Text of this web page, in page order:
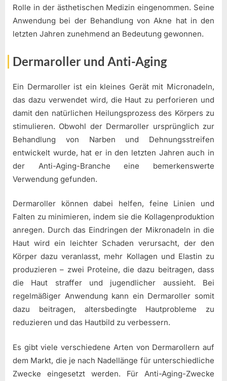
Rolle in der ästhetischen Medizin eingenommen. Seine
Anwendung bei der Behandlung von Akne hat in den
letzten Jahren zunehmend an Bedeutung gewonnen.
Dermaroller und Anti-Aging
Ein Dermaroller ist ein kleines Gerät mit Micronadeln,
das dazu verwendet wird, die Haut zu perforieren und
damit den natürlichen Heilungsprozess des Körpers zu
stimulieren. Obwohl der Dermaroller ursprünglich zur
Behandlung von Narben und Dehnungsstreifen
entwickelt wurde, hat er in den letzten Jahren auch in
der Anti-Aging-Branche eine bemerkenswerte
Verwendung gefunden.
Dermaroller können dabei helfen, feine Linien und
Falten zu minimieren, indem sie die Kollagenproduktion
anregen. Durch das Eindringen der Mikronadeln in die
Haut wird ein leichter Schaden verursacht, der den
Körper dazu veranlasst, mehr Kollagen und Elastin zu
produzieren – zwei Proteine, die dazu beitragen, dass
die Haut straffer und jugendlicher aussieht. Bei
regelmäßiger Anwendung kann ein Dermaroller somit
dazu beitragen, altersbedingte Hautprobleme zu
reduzieren und das Hautbild zu verbessern.
Es gibt viele verschiedene Arten von Dermarollern auf
dem Markt, die je nach Nadellänge für unterschiedliche
Zwecke eingesetzt werden. Für Anti-Aging-Zwecke